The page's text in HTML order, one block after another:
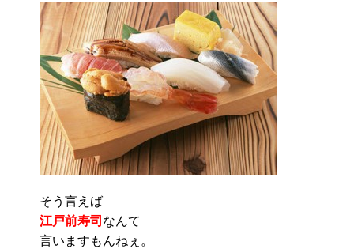
そう言えば
江戸前寿司 なんて
言いますもんねぇ。